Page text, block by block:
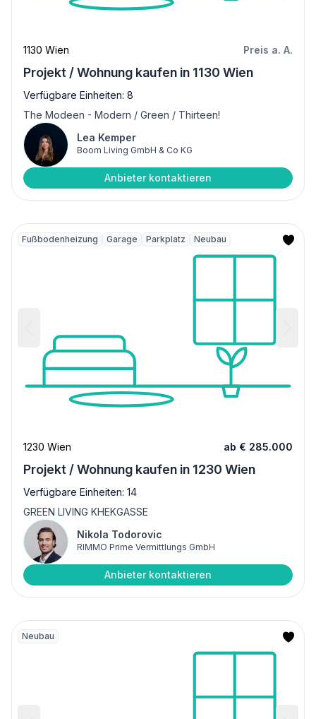
1130 Wien Preis a. A.
Projekt / Wohnung kaufen in 1130 Wien
Verfügbare Einheiten: 8
The Modeen - Modern / Green / Thirteen!
Lea Kemper
Boom Living GmbH & Co KG
Anbieter kontaktieren
Fußbodenheizung Garage Parkplatz Neubau
1230 Wien ab € 285.000
Projekt / Wohnung kaufen in 1230 Wien
Verfügbare Einheiten: 14
GREEN LIVING KHEKGASSE
Nikola Todorovic
RIMMO Prime Vermittlungs GmbH
Anbieter kontaktieren
Neubau